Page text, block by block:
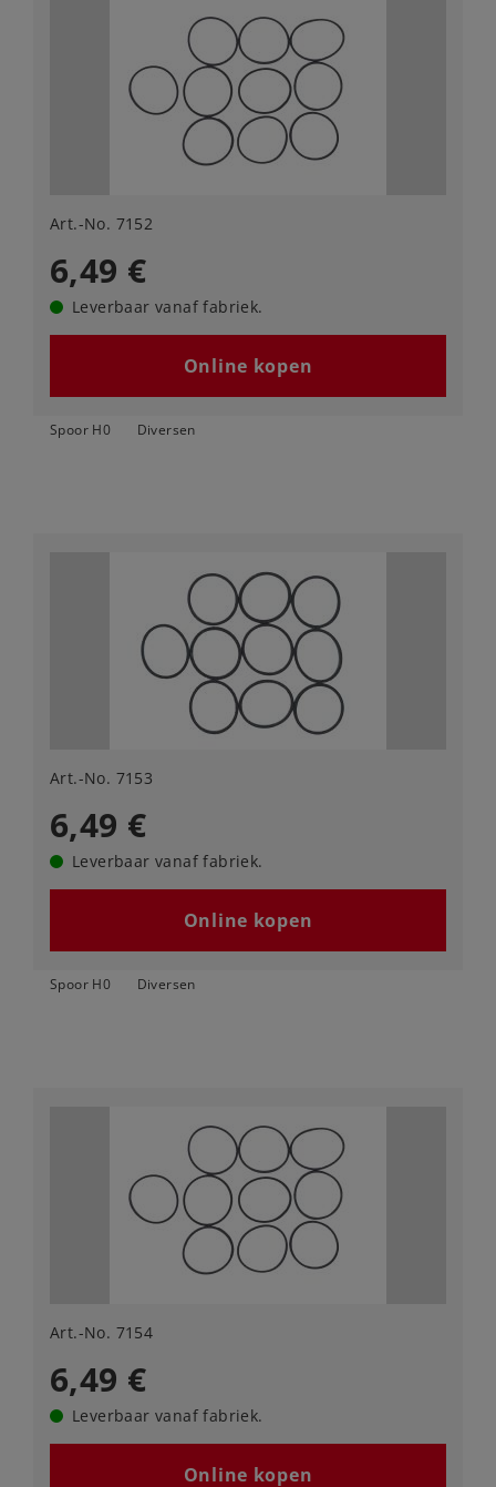
Art.-No. 7152
6,49 €
Leverbaar vanaf fabriek.
Online kopen
Spoor H0 Diversen
Art.-No. 7153
6,49 €
Leverbaar vanaf fabriek.
Online kopen
Spoor H0 Diversen
Art.-No. 7154
6,49 €
Leverbaar vanaf fabriek.
Online kopen